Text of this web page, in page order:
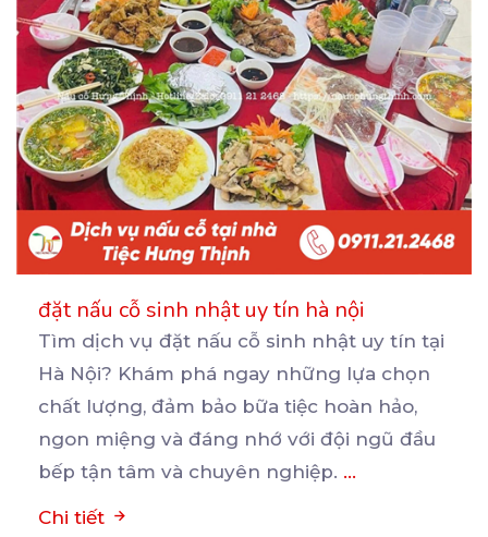
đặt nấu cỗ sinh nhật uy tín hà nội
Tìm dịch vụ đặt nấu cỗ sinh nhật uy tín tại
Hà Nội? Khám phá ngay những lựa chọn
chất lượng, đảm bảo bữa tiệc hoàn hảo,
ngon miệng và đáng nhớ với đội ngũ đầu
bếp tận tâm và chuyên nghiệp. ...
Chi tiết